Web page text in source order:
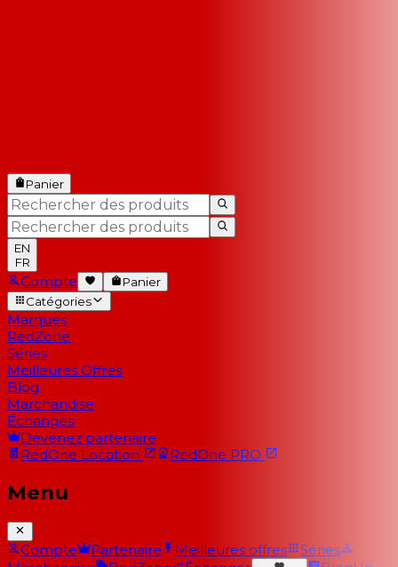
Panier
EN
FR
Compte
Panier
Catégories
Marques
RedZone
Séries
Meilleures Offres
Blog
Marchandise
Échanges
Devenez partenaire
RedOne Location RedOne PRO
Menu
Compte Partenaire Meilleures offres
Séries